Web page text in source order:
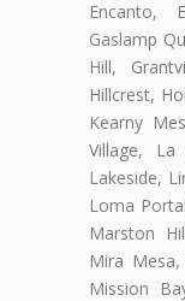
Encanto,
Gaslamp
Hill,
Hillcrest,
Kearny
Village,
Lakeside,
Loma
Marston
Mira
Mission